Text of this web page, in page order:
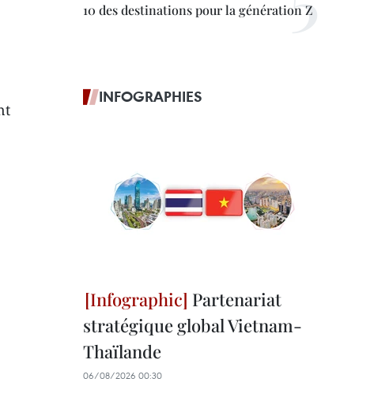
10 des destinations pour la génération Z
INFOGRAPHIES
Partenariat
stratégique global Vietnam-
Thaïlande
06/08/2026 00:30